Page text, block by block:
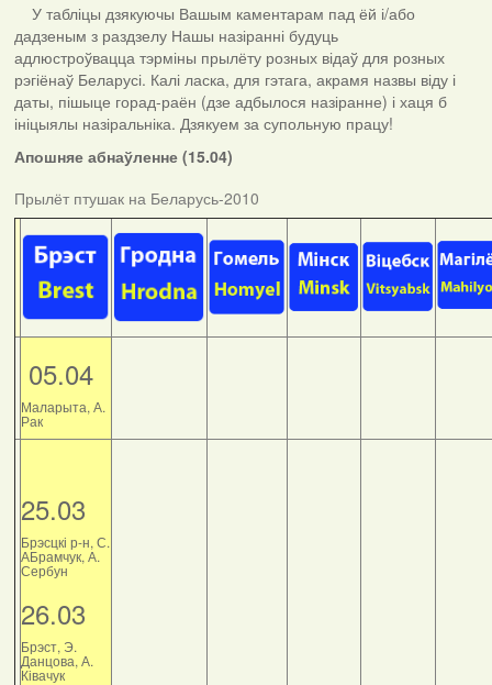
У табліцы дзякуючы Вашым каментарам пад ёй і/або
дадзеным з раздзелу Нашы назіранні будуць
адлюстроўвацца тэрміны прылёту розных відаў для розных
рэгіёнаў Беларусі. Калі ласка, для гэтага, акрамя назвы віду і
даты, пішыце горад-раён (дзе адбылося назіранне) і хаця б
ініцыялы назіральніка. Дзякуем за супольную працу!
Апошняе абнаўленне (15.04)
Прылёт птушак на Беларусь-2010
05.04
Маларыта, А.
Рак
25.03
Брэсцкі р-н, С.
АБрамчук, А.
Сербун
26.03
Брэст, Э.
Данцова, А.
Ківачук